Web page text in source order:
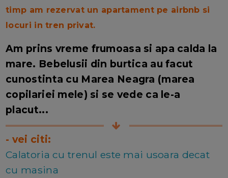
timp am rezervat un apartament pe airbnb si
locuri in tren privat.
Am prins vreme frumoasa si apa calda la
mare. Bebelusii din burtica au facut
cunostinta cu Marea Neagra (marea
copilariei mele) si se vede ca le-a
placut...
- vei citi:
Calatoria cu trenul este mai usoara decat
cu masina